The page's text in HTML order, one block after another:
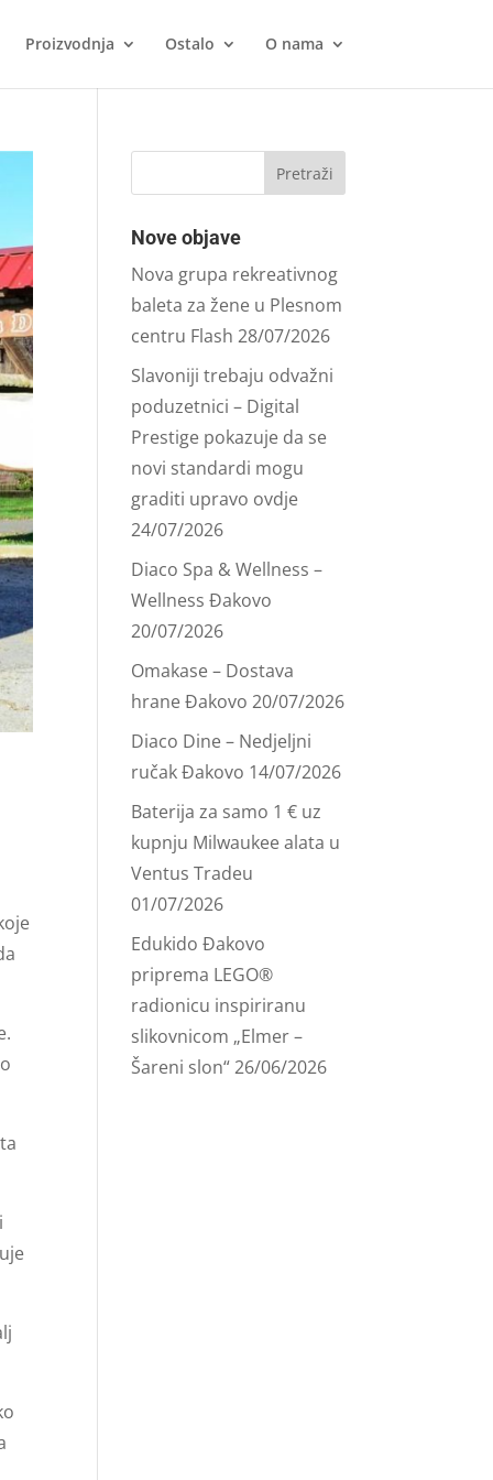
Proizvodnja Ostalo O nama
Nove objave
Nova grupa rekreativnog
baleta za žene u Plesnom
centru Flash 28/07/2026
Slavoniji trebaju odvažni
poduzetnici – Digital
Prestige pokazuje da se
novi standardi mogu
graditi upravo ovdje
24/07/2026
Diaco Spa & Wellness –
Wellness Đakovo
20/07/2026
Omakase – Dostava
hrane Đakovo 20/07/2026
Diaco Dine – Nedjeljni
ručak Đakovo 14/07/2026
Baterija za samo 1 € uz
kupnju Milwaukee alata u
Ventus Tradeu
01/07/2026
Edukido Đakovo
priprema LEGO®
radionicu inspiriranu
slikovnicom „Elmer –
Šareni slon“26/06/2026